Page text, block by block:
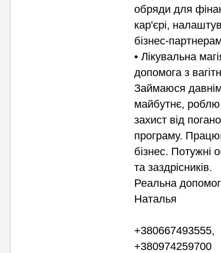
обряди для
кар'єрі,
бізнес-
• Лікувальна
допомога з
Займаюся
майбутнє, роблю
захист від
програму.
бізнес. Потужні
та заздрісників.
Реальна
Наталья
+380667493555,
+380974259700